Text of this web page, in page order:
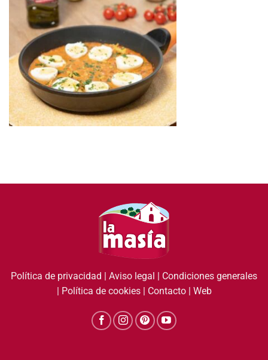
Política de privacidad | Aviso legal | Condiciones generales
| Política de cookies| Contacto| Web